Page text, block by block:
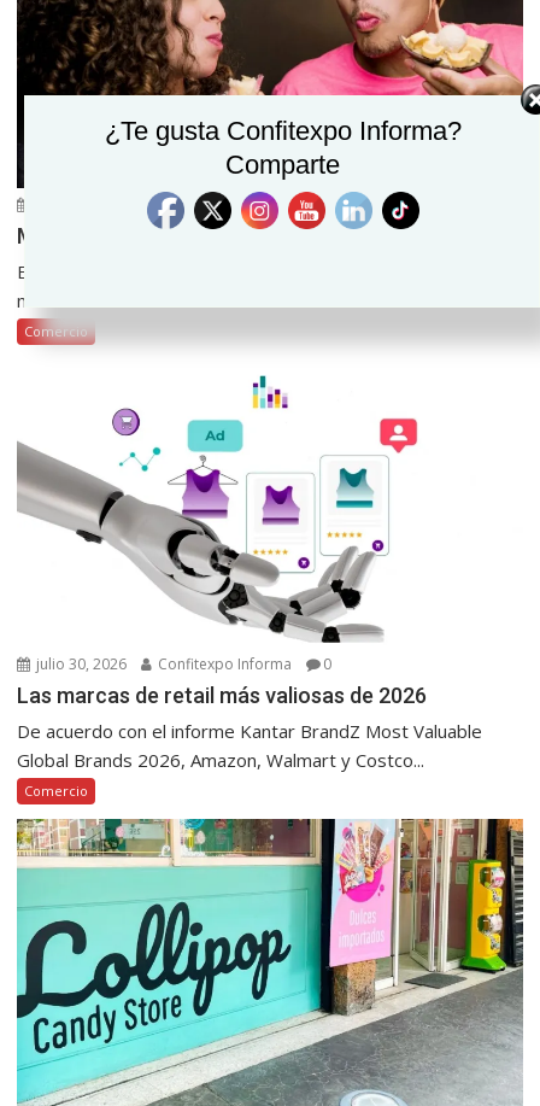
Confitexpo Informa 0
Millennials y Gen Z impulsan el consumo de snacks
El comportamiento del consumidor ha experimentado una
metamorfosis radical en los últimos años, y el mercado...
Comercio
julio 30, 2026 Confitexpo Informa 0
Las marcas de retail más valiosas de 2026
De acuerdo con el informe Kantar BrandZ Most Valuable
Global Brands 2026, Amazon, Walmart y Costco...
Comercio
¿Te gusta Confitexpo Informa?
Comparte